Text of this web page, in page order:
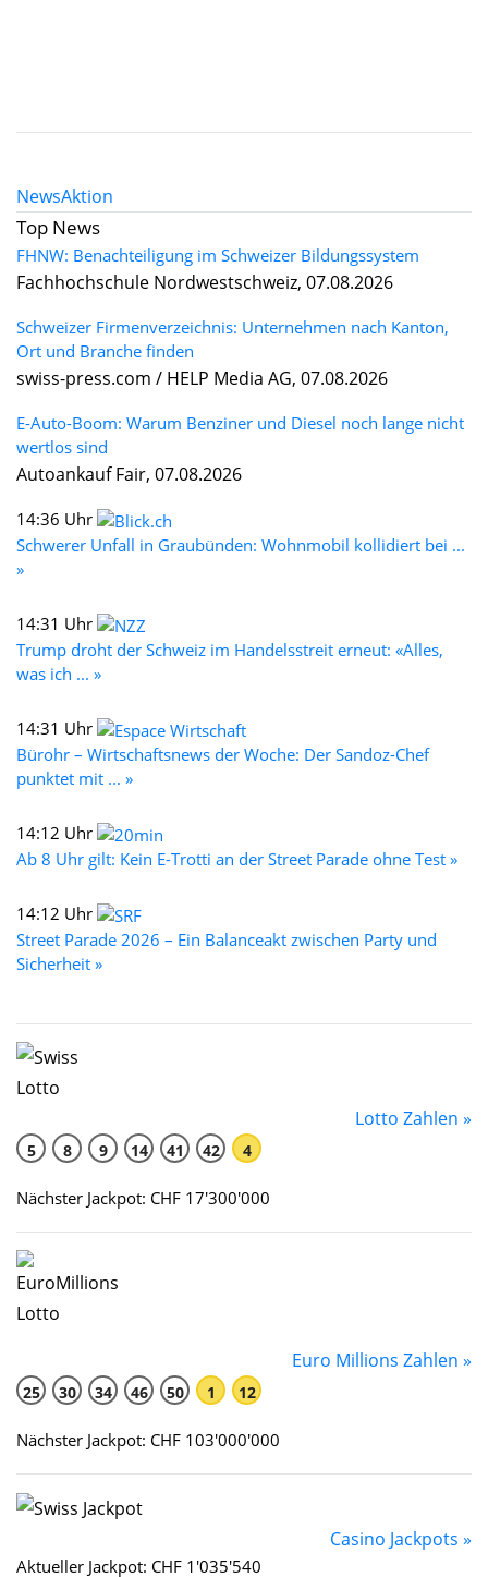
NewsAktion
Top News
FHNW: Benachteiligung im Schweizer Bildungssystem
Fachhochschule Nordwestschweiz, 07.08.2026
Schweizer Firmenverzeichnis: Unternehmen nach Kanton,
Ort und Branche finden
swiss-press.com / HELP Media AG, 07.08.2026
E-Auto-Boom: Warum Benziner und Diesel noch lange nicht
wertlos sind
Autoankauf Fair, 07.08.2026
14:36 Uhr
Schwerer Unfall in Graubünden: Wohnmobil kollidiert bei ...
»
14:31 Uhr
Trump droht der Schweiz im Handelsstreit erneut: «Alles,
was ich ... »
14:31 Uhr
Bürohr – Wirtschaftsnews der Woche: Der Sandoz-Chef
punktet mit ... »
14:12 Uhr
Ab 8 Uhr gilt: Kein E-Trotti an der Street Parade ohne Test »
14:12 Uhr
Street Parade 2026 – Ein Balanceakt zwischen Party und
Sicherheit »
Lotto Zahlen »
5 8 9 14 41 42 4
Nächster Jackpot: CHF 17'300'000
Euro Millions Zahlen »
25 30 34 46 50 1 12
Nächster Jackpot: CHF 103'000'000
Casino Jackpots »
Aktueller Jackpot: CHF 1'035'540